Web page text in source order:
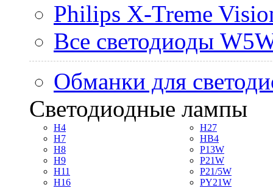
Philips X-Treme
Все светодиоды
Обманки для
Светодиодные лампы
H4
H7
H8
H9
H11
H16
H27
HB4
P13W
P21W
P21/5W
PY21W